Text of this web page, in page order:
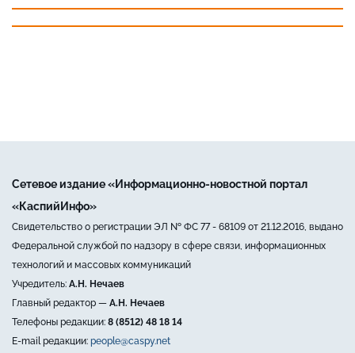
Сетевое издание «Информационно-новостной портал
«КаспийИнфо»
Свидетельство о регистрации ЭЛ № ФС 77 - 68109 от 21.12.2016, выдано
Федеральной службой по надзору в сфере связи, информационных
технологий и массовых коммуникаций
Учредитель: А.Н. Нечаев
Главный редактор — А.Н. Нечаев
Телефоны редакции: 8 (8512) 48 18 14
E-mail редакции: people@caspy.net